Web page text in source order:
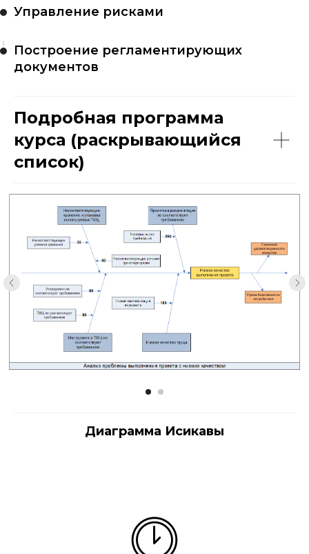
Управление рисками
Построение регламентирующих
документов
Подробная программа
курса (раскрывающийся
список)
Диаграмма Исикавы